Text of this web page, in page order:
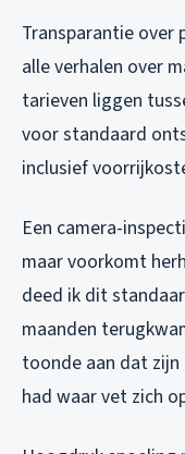
Transparantie over
alle verhalen over
tarieven liggen
voor standaard
inclusief
Een camera-
maar voorkomt
deed ik dit
maanden
toonde aan dat
had waar vet zich